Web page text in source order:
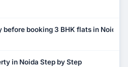
booking 3 BHK flats in Noida?
in Noida Step by Step